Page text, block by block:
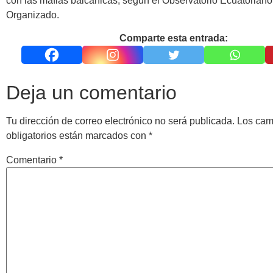
Organizado.
Comparte esta entrada:
Deja un comentario
Tu dirección de correo electrónico no será publicada. Los
obligatorios están marcados con *
Comentario *